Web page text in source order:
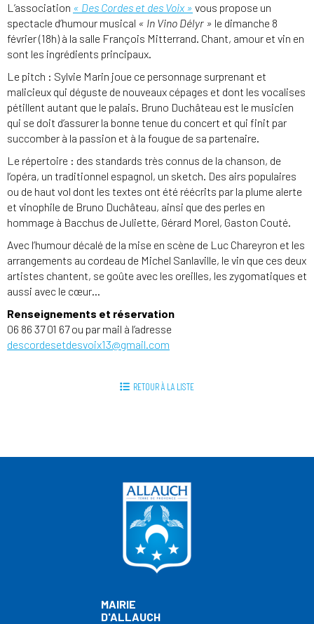
L’association « Des Cordes et des Voix » vous propose un
spectacle d’humour musical « In Vino Délyr » le dimanche 8
février (18h) à la salle François Mitterrand. Chant, amour et vin en
sont les ingrédients principaux.
Le pitch : Sylvie Marin joue ce personnage surprenant et
malicieux qui déguste de nouveaux cépages et dont les vocalises
pétillent autant que le palais. Bruno Duchâteau est le musicien
qui se doit d’assurer la bonne tenue du concert et qui finit par
succomber à la passion et à la fougue de sa partenaire.
Le répertoire : des standards très connus de la chanson, de
l’opéra, un traditionnel espagnol, un sketch. Des airs populaires
ou de haut vol dont les textes ont été réécrits par la plume alerte
et vinophile de Bruno Duchâteau, ainsi que des perles en
hommage à Bacchus de Juliette, Gérard Morel, Gaston Couté.
Avec l’humour décalé de la mise en scène de Luc Chareyron et les
arrangements au cordeau de Michel Sanlaville, le vin que ces deux
artistes chantent, se goûte avec les oreilles, les zygomatiques et
aussi avec le cœur…
Renseignements et réservation
06 86 37 01 67 ou par mail à l’adresse
descordesetdesvoix13@gmail.com
RETOUR À LA LISTE
MAIRIE
D'ALLAUCH